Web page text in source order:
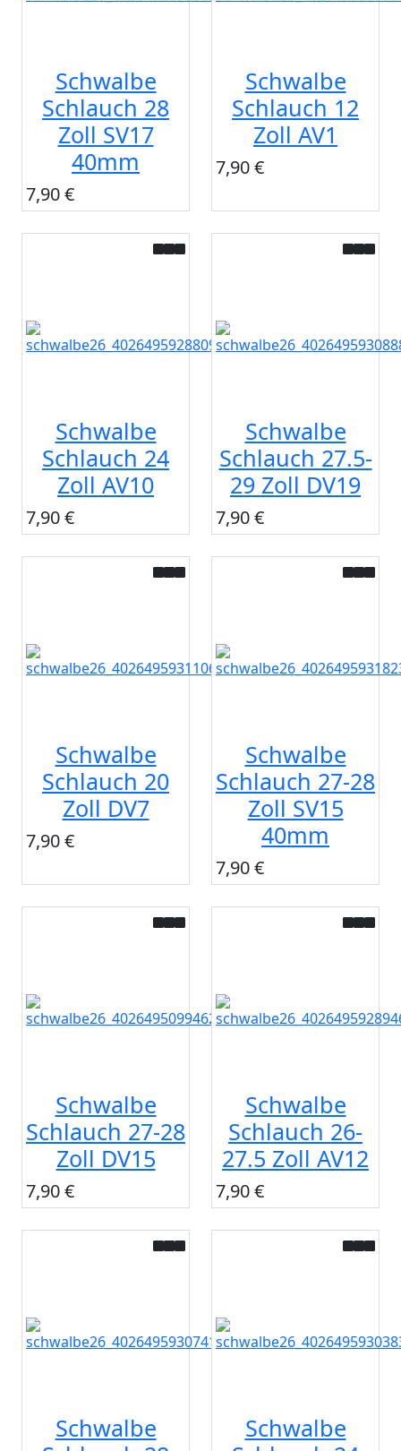
Schwalbe
Schlauch 28
Zoll SV17
40mm
7,90 €
Schwalbe
Schlauch 12
Zoll AV1
7,90 €
Schwalbe
Schlauch 24
Zoll AV10
7,90 €
Schwalbe
Schlauch 27.5-
29 Zoll DV19
7,90 €
Schwalbe
Schlauch 20
Zoll DV7
7,90 €
Schwalbe
Schlauch 27-28
Zoll SV15
40mm
7,90 €
Schwalbe
Schlauch 27-28
Zoll DV15
7,90 €
Schwalbe
Schlauch 26-
27.5 Zoll AV12
7,90 €
Schwalbe
Schwalbe